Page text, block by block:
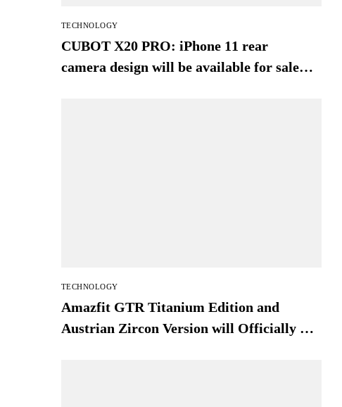
TECHNOLOGY
CUBOT X20 PRO: iPhone 11 rear
camera design will be available for sale
TECHNOLOGY
Amazfit GTR Titanium Edition and
Austrian Zircon Version will Officially go